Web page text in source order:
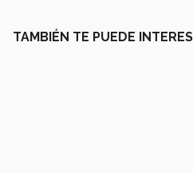
TAMBIÉN TE PUEDE